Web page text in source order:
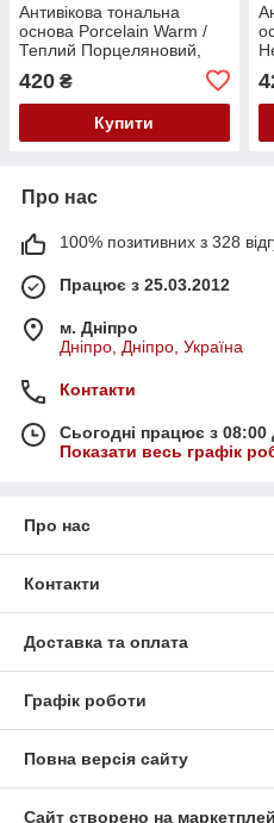
Антивікова тональна
основа Porcelain Warm /
Теплий Порцеляновий,
Oriflame, 30 мл
420 ₴
Купити
Про нас
100% позитивних з 328
Працює з 25.03.2012
м. Дніпро
Дніпро, Дніпро, Україна
Контакти
Сьогодні працює з 08:00
Показати весь графік
Про нас
Контакти
Доставка та оплата
Графік роботи
Повна версія сайту
Сайт створено на